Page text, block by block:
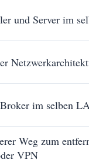
und Server im
im selben
Weg zum
VPN